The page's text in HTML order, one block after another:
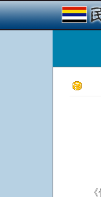
《儒